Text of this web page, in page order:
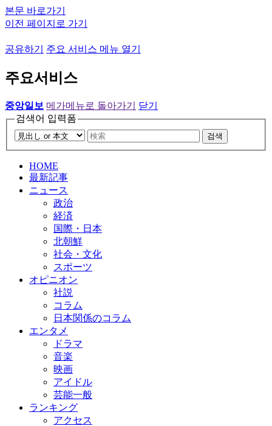
본문 바로가기
이전 페이지로 가기
공유하기 주요 서비스 메뉴 열기
주요서비스
중앙일보 메가메뉴로 돌아가기
닫기
검색어 입력폼
검색
HOME
最新記事
ニュース
政治
経済
国際・日本
北朝鮮
社会・文化
スポーツ
オピニオン
社説
コラム
日本関係のコラム
エンタメ
ドラマ
音楽
映画
アイドル
芸能一般
ランキング
アクセス